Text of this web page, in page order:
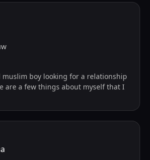
muslim boy looking for a relationship
are a few things about myself that I